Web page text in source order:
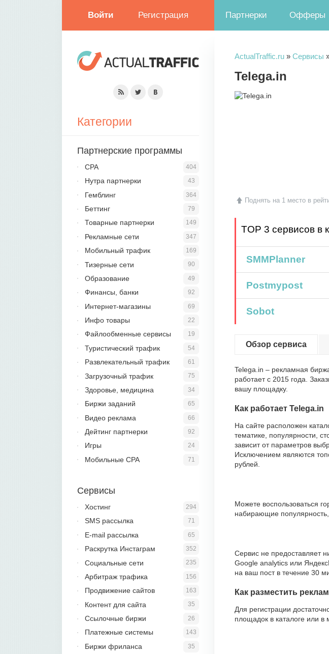
Войти Регистрация Партнерки Офферы
ActualTraffic.ru » Сервисы
Telega.in
Поднять на 1 место в
TOP 3 сервисов в
SMMPlanner
Postmypost
Sobot
Обзор сервиса
Telega.in – рекламная
работает с 2015 года.
вашу площадку.
Как работает Telega.in
На сайте расположен
тематике, популярности,
зависит от параметров
Исключением являются
рублей.
Можете воспользоваться
набирающие
Сервис не предоставляет
Google analytics или
на ваш пост в течение 30
Как разместить
Для регистрации
площадок в каталоге или в
Категории
Партнерские программы
404
CPA
43
Нутра партнерки
364
Гемблинг
79
Беттинг
149
Товарные партнерки
347
Рекламные сети
169
Мобильный трафик
90
Тизерные сети
49
Образование
92
Финансы, банки
69
Интернет-магазины
22
Инфо товары
19
Файлообменные сервисы
54
Туристический трафик
61
Развлекательный трафик
75
Загрузочный трафик
34
Здоровье, медицина
65
Биржи заданий
66
Видео реклама
92
Дейтинг партнерки
24
Игры
71
Мобильные CPA
Сервисы
294
Хостинг
71
SMS рассылка
65
E-mail рассылка
352
Раскрутка Инстаграм
235
Социальные сети
156
Арбитраж трафика
163
Продвижение сайтов
35
Контент для сайта
26
Ссылочные биржи
143
Платежные системы
35
Биржи фриланса